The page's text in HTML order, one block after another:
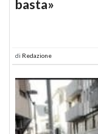
basta»
di Redazione